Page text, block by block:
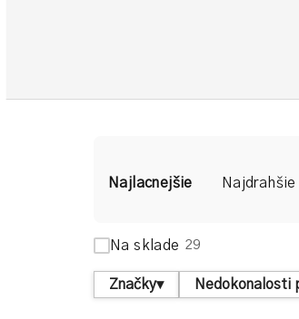
a
e
n
Najlacnejšie Najdrahšie
Na sklade 29
Značky▾ Nedokonalosti